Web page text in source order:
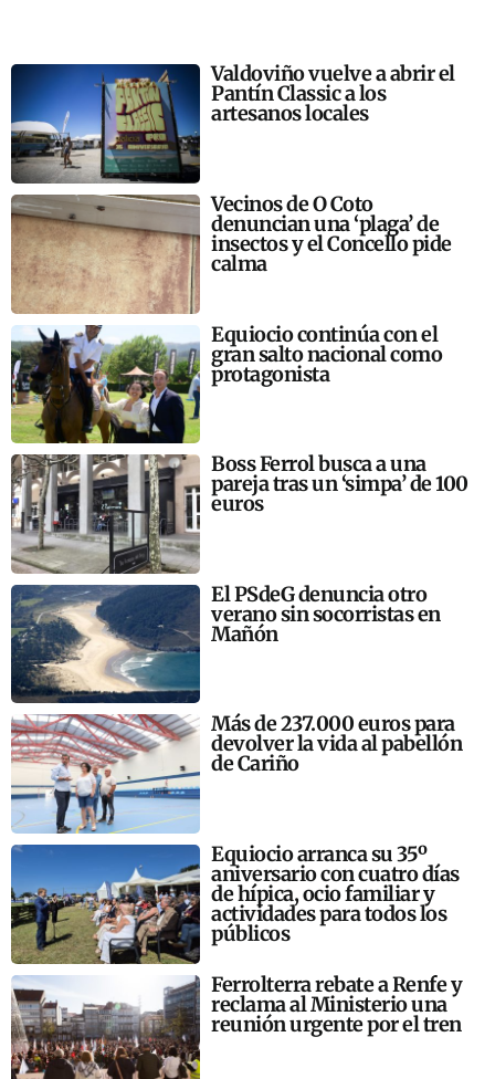
Valdoviño vuelve a abrir el
Pantín Classic a los
artesanos locales
Vecinos de O Coto
denuncian una ‘plaga’ de
insectos y el Concello pide
calma
Equiocio continúa con el
gran salto nacional como
protagonista
Boss Ferrol busca a una
pareja tras un ‘simpa’ de 100
euros
El PSdeG denuncia otro
verano sin socorristas en
Mañón
Más de 237.000 euros para
devolver la vida al pabellón
de Cariño
Equiocio arranca su 35º
aniversario con cuatro días
de hípica, ocio familiar y
actividades para todos los
públicos
Ferrolterra rebate a Renfe y
reclama al Ministerio una
reunión urgente por el tren